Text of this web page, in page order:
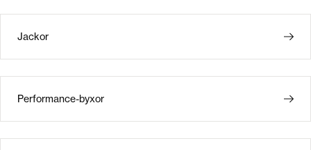
Jackor
Performance-byxor